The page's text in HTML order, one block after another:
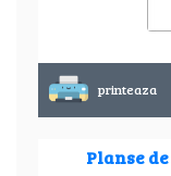
printeaza
Planse